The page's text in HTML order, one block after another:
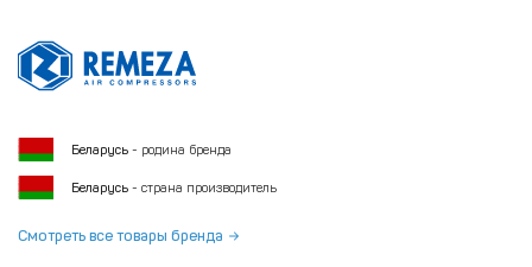
Беларусь - родина бренда
Беларусь - страна производитель
Смотреть все товары бренда